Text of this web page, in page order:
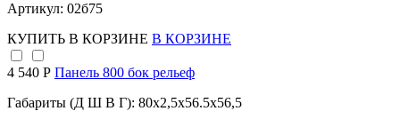
Артикул: 02б75
КУПИТЬ В КОРЗИНЕ В КОРЗИНЕ
4 540 Р Панель 800 бок рельеф
Габариты (Д Ш В Г): 80x2,5x56.5x56,5